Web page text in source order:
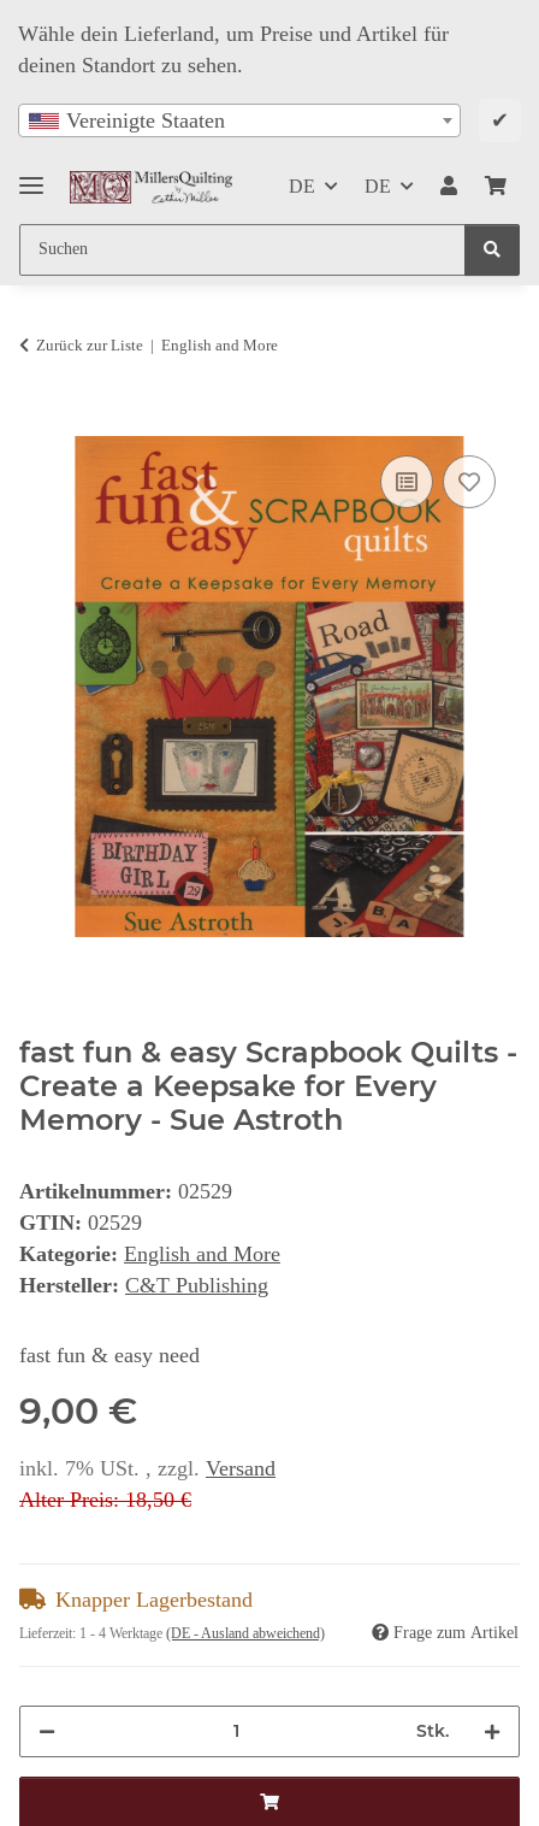
Wähle dein Lieferland, um Preise und Artikel für
deinen Standort zu sehen.
Vereinigte Staaten ✔
DE DE
Zurück zur Liste English and More
fast fun & easy Scrapbook Quilts -
Create a Keepsake for Every
Memory - Sue Astroth
Artikelnummer: 02529
GTIN: 02529
Kategorie: English and More
Hersteller: C&T Publishing
fast fun & easy need
9,00 €
inkl. 7% USt. , zzgl. Versand
Alter Preis: 18,50 €
Knapper Lagerbestand
Lieferzeit: 1 - 4 Werktage (DE - Ausland abweichend) Frage zum Artikel
Stk.